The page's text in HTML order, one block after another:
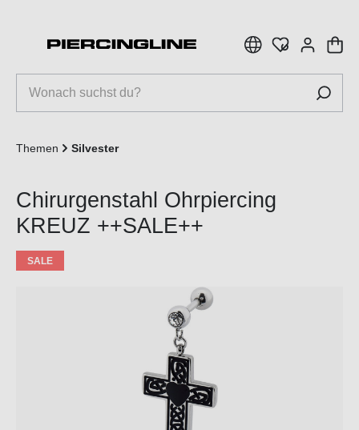
Themen Silvester
Chirurgenstahl Ohrpiercing
KREUZ ++SALE++
SALE